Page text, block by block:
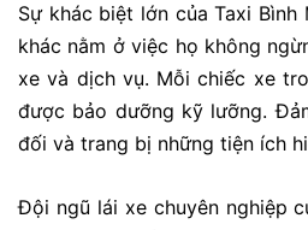
Sự khác biệt lớn của Taxi
khác nằm ở việc họ không
xe và dịch vụ. Mỗi chiếc xe
được bảo dưỡng kỹ lưỡng.
đối và trang bị những tiện ích
Đội ngũ lái xe chuyên nghiệp